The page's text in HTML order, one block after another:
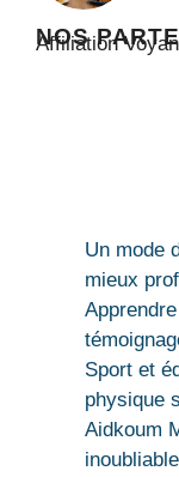
NOS
Affiliation
Un mode
mieux
Sport et
physique
Aidkoum